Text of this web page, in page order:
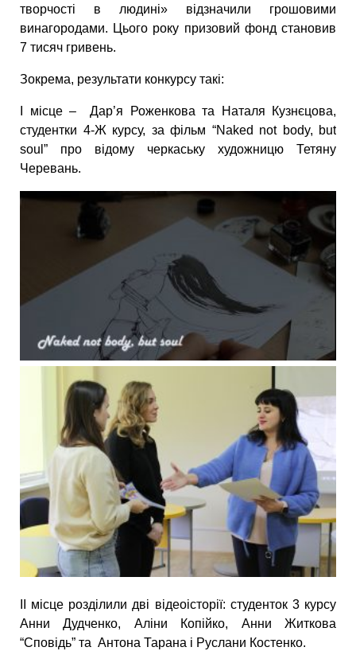
творчості в людині» відзначили грошовими
винагородами. Цього року призовий фонд становив
7 тисяч гривень.
Зокрема, результати конкурсу такі:
І місце – Дар’я Роженкова та Наталя Кузнєцова,
студентки 4-Ж курсу, за фільм “Naked not body, but
soul” про відому черкаську художницю Тетяну
Черевань.
ІІ місце розділили дві відеоісторії: студенток 3 курсу
Анни Дудченко, Аліни Копійко, Анни Житкова
“Сповідь” та Антона Тарана і Руслани Костенко.